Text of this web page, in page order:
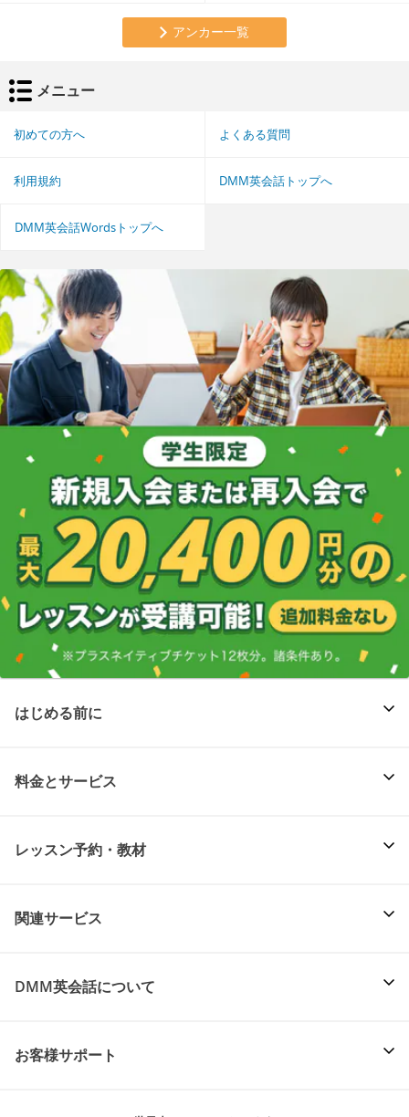
アンカー一覧
メニュー
初めての方へ よくある質問
利用規約 DMM英会話トップへ
DMM英会話Wordsトップへ
はじめる前に
料金とサービス
レッスン予約・教材
関連サービス
DMM英会話について
お客様サポート